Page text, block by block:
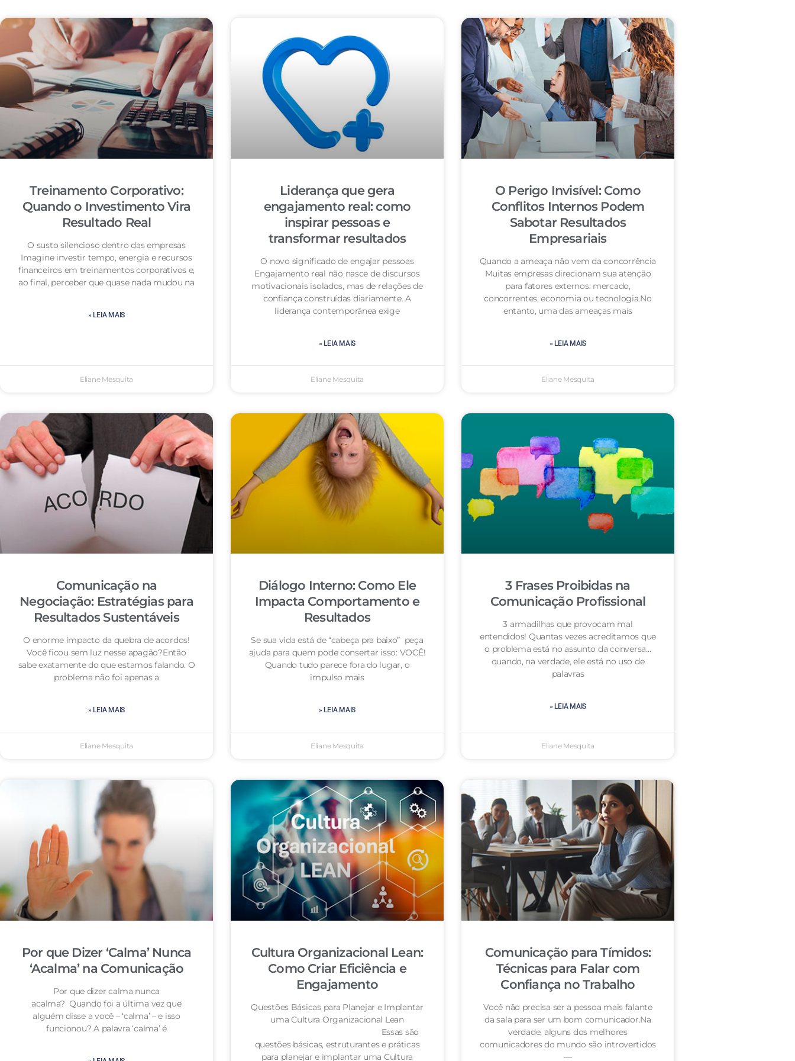
Treinamento Corporativo:
Quando o Investimento Vira
Resultado Real
O susto silencioso dentro das empresas
Imagine investir tempo, energia e recursos
financeiros em treinamentos corporativos e,
ao final, perceber que quase nada mudou na
» LEIA MAIS
Eliane Mesquita
Liderança que gera
engajamento real: como
inspirar pessoas e
transformar resultados
O novo significado de engajar pessoas
Engajamento real não nasce de discursos
motivacionais isolados, mas de relações de
confiança construídas diariamente. A
liderança contemporânea exige
» LEIA MAIS
Eliane Mesquita
O Perigo Invisível: Como
Conflitos Internos Podem
Sabotar Resultados
Empresariais
Quando a ameaça não vem da concorrência
Muitas empresas direcionam sua atenção
para fatores externos: mercado,
concorrentes, economia ou tecnologia.No
entanto, uma das ameaças mais
» LEIA MAIS
Eliane Mesquita
Comunicação na
Negociação: Estratégias para
Resultados Sustentáveis
O enorme impacto da quebra de acordos!
Você ficou sem luz nesse apagão?Então
sabe exatamente do que estamos falando. O
problema não foi apenas a
» LEIA MAIS
Eliane Mesquita
Diálogo Interno: Como Ele
Impacta Comportamento e
Resultados
Se sua vida está de “cabeça pra baixo” peça
ajuda para quem pode consertar isso: VOCÊ!
Quando tudo parece fora do lugar, o
impulso mais
» LEIA MAIS
Eliane Mesquita
3 Frases Proibidas na
Comunicação Profissional
3 armadilhas que provocam mal
entendidos! Quantas vezes acreditamos que
o problema está no assunto da conversa…
quando, na verdade, ele está no uso de
palavras
» LEIA MAIS
Eliane Mesquita
Por que Dizer ‘Calma’ Nunca
‘Acalma’ na Comunicação
Por que dizer calma nunca
acalma? Quando foi a última vez que
alguém disse a você – ‘calma’ – e isso
funcionou? A palavra ‘calma’ é
Cultura Organizacional Lean:
Como Criar Eficiência e
Engajamento
Questões Básicas para Planejar e Implantar
uma Cultura Organizacional Lean
Essas são
questões básicas, estruturantes e práticas
para planejar e implantar uma Cultura
Comunicação para Tímidos:
Técnicas para Falar com
Confiança no Trabalho
Você não precisa ser a pessoa mais falante
da sala para ser um bom comunicador.Na
verdade, alguns dos melhores
comunicadores do mundo são introvertidos
—